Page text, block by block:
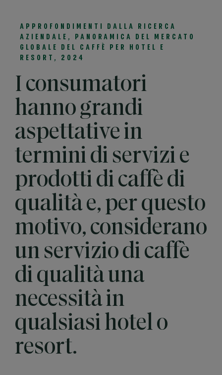
APPROFONDIMENTI DALLA RICERCA
AZIENDALE, PANORAMICA DEL MERCATO
GLOBALE DEL CAFFÈ PER HOTEL E
RESORT, 2024
I consumatori
hanno grandi
aspettative in
termini di servizi e
prodotti di caffè di
qualità e, per questo
motivo, considerano
un servizio di caffè
di qualità una
necessità in
qualsiasi hotel o
resort.